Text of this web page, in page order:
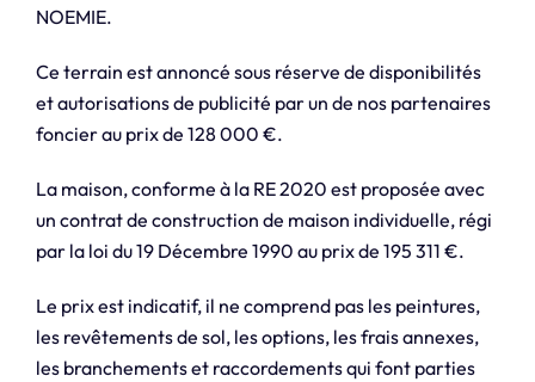
NOEMIE.
Ce terrain est annoncé sous réserve de disponibilités
et autorisations de publicité par un de nos partenaires
foncier au prix de 128 000 €.
La maison, conforme à la RE 2020 est proposée avec
un contrat de construction de maison individuelle, régi
par la loi du 19 Décembre 1990 au prix de 195 311 €.
Le prix est indicatif, il ne comprend pas les peintures,
les revêtements de sol, les options, les frais annexes,
les branchements et raccordements qui font parties